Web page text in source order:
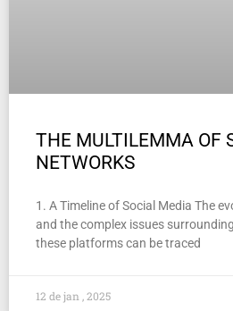
THE MULTILEMMA OF
NETWORKS
1. A Timeline of Social Media The
and the complex issues
these platforms can be traced
12 de jan , 2025